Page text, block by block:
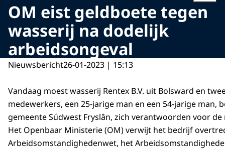
OM eist geldboete tegen
wasserij na dodelijk
arbeidsongeval
Nieuwsbericht26-01-2023 | 15:13
Vandaag moest wasserij Rentex B.V. uit Bolsward en
medewerkers, een 25-jarige man en een 54-jarige man,
gemeente Súdwest Fryslân, zich verantwoorden voor
Het Openbaar Ministerie (OM) verwijt het bedrijf
Arbeidsomstandighedenwet, het